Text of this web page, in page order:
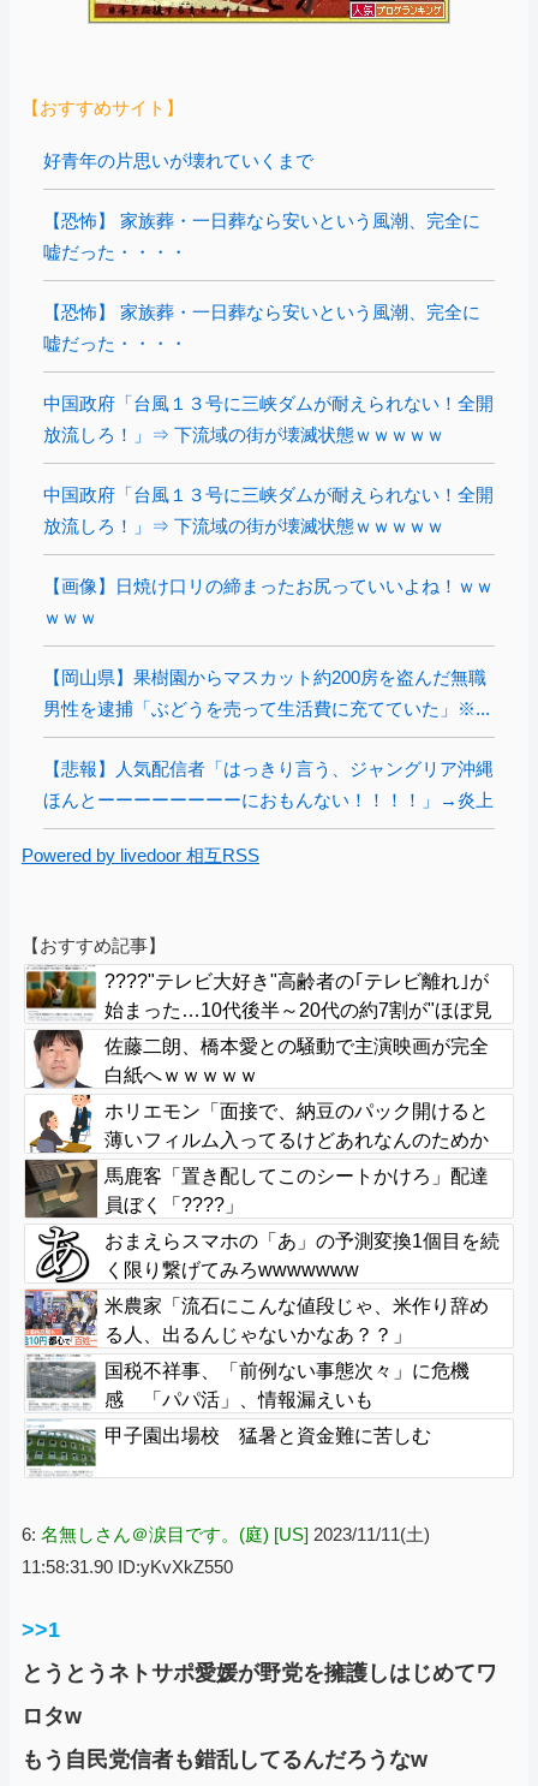
【おすすめサイト】
好青年の片思いが壊れていくまで
【恐怖】 家族葬・一日葬なら安いという風潮、完全に
嘘だった・・・・
【恐怖】 家族葬・一日葬なら安いという風潮、完全に
嘘だった・・・・
中国政府「台風１３号に三峡ダムが耐えられない！全開
放流しろ！」⇒ 下流域の街が壊滅状態ｗｗｗｗｗ
中国政府「台風１３号に三峡ダムが耐えられない！全開
放流しろ！」⇒ 下流域の街が壊滅状態ｗｗｗｗｗ
【画像】日焼け口リの締まったお尻っていいよね！ｗｗ
ｗｗｗ
【岡山県】果樹園からマスカット約200房を盗んだ無職
男性を逮捕「ぶどうを売って生活費に充てていた」※...
【悲報】人気配信者「はっきり言う、ジャングリア沖縄
ほんとーーーーーーーーにおもんない！！！！」→炎上
Powered by livedoor 相互RSS
【おすすめ記事】
????"テレビ大好き"高齢者の｢テレビ離れ｣が
始まった…10代後半～20代の約7割が"ほぼ見
ない"
佐藤二朗、橋本愛との騒動で主演映画が完全
白紙へｗｗｗｗｗ
ホリエモン「面接で、納豆のパック開けると
薄いフィルム入ってるけどあれなんのためか
教えてって聞くわけ」
馬鹿客「置き配してこのシートかけろ」配達
員ぼく「????」
おまえらスマホの「あ」の予測変換1個目を続
く限り繋げてみろwwwwwww
米農家「流石にこんな値段じゃ、米作り辞め
る人、出るんじゃないかなあ？？」
国税不祥事、「前例ない事態次々」に危機
感 「パパ活」、情報漏えいも
甲子園出場校 猛暑と資金難に苦しむ
6: 名無しさん＠涙目です。(庭) [US] 2023/11/11(土)
11:58:31.90 ID:yKvXkZ550
>>1
とうとうネトサポ愛媛が野党を擁護しはじめてワ
ロタw
もう自民党信者も錯乱してるんだろうなw